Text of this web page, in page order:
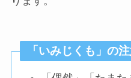
「いみじくも」の